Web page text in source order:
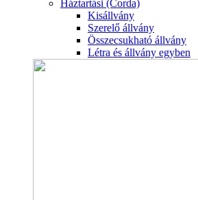
Háztartási (Corda)
Kisállvány
Szerelő állvány
Összecsukható állvány
Létra és állvány egyben